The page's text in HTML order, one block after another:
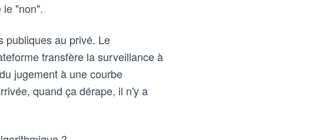
"non".
publiques au privé. Le
transfère la surveillance à
jugement à une courbe
quand ça dérape, il n'y a